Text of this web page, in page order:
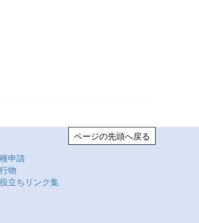
ページの先頭へ戻る
申請
物
立ちリンク集